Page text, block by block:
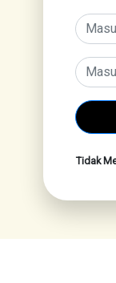
Tidak